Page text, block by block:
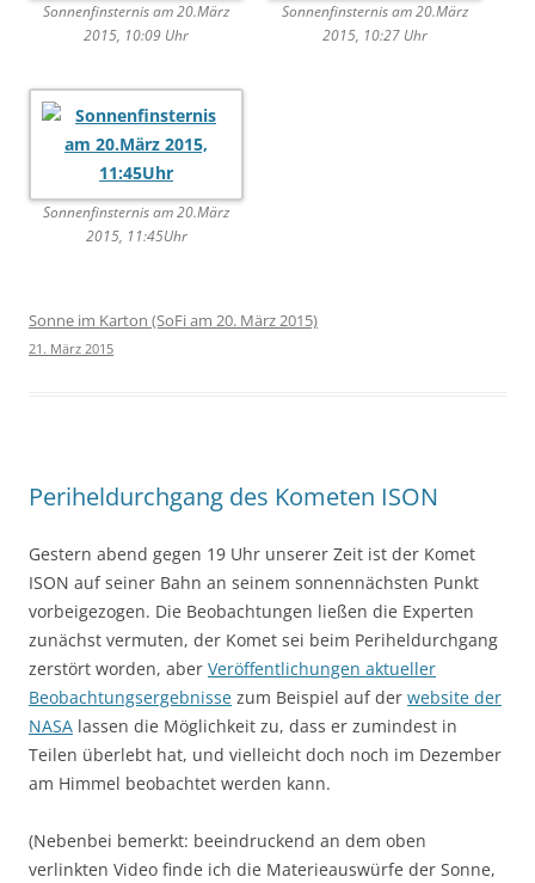
Sonnenfinsternis am 20.März
2015, 10:09 Uhr
Sonnenfinsternis am 20.März
2015, 10:27 Uhr
Sonnenfinsternis am 20.März
2015, 11:45Uhr
Sonne im Karton (SoFi am 20. März 2015)
21. März 2015
Periheldurchgang des Kometen ISON
Gestern abend gegen 19 Uhr unserer Zeit ist der Komet
ISON auf seiner Bahn an seinem sonnennächsten Punkt
vorbeigezogen. Die Beobachtungen ließen die Experten
zunächst vermuten, der Komet sei beim Periheldurchgang
zerstört worden, aber Veröffentlichungen aktueller
Beobachtungsergebnisse zum Beispiel auf der website der
NASA lassen die Möglichkeit zu, dass er zumindest in
Teilen überlebt hat, und vielleicht doch noch im Dezember
am Himmel beobachtet werden kann.
(Nebenbei bemerkt: beeindruckend an dem oben
verlinkten Video finde ich die Materieauswürfe der Sonne,